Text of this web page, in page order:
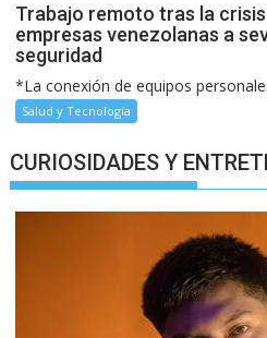
Trabajo remoto tras la
empresas venezolanas a
seguridad
*La conexión de equipos
Salud y Tecnología
CURIOSIDADES Y